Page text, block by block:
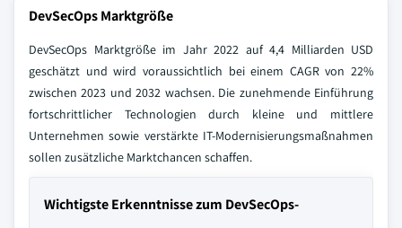
DevSecOps Marktgröße
DevSecOps Marktgröße im Jahr 2022 auf 4,4 Milliarden USD
geschätzt und wird voraussichtlich bei einem CAGR von 22%
zwischen 2023 und 2032 wachsen. Die zunehmende Einführung
fortschrittlicher Technologien durch kleine und mittlere
Unternehmen sowie verstärkte IT-Modernisierungsmaßnahmen
sollen zusätzliche Marktchancen schaffen.
Wichtigste Erkenntnisse zum DevSecOps-